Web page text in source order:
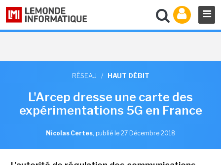
RÉSEAU / HAUT DÉBIT
L'Arcep dresse une carte des
expérimentations 5G en France
Nicolas Certes, publié le 27 Décembre 2018